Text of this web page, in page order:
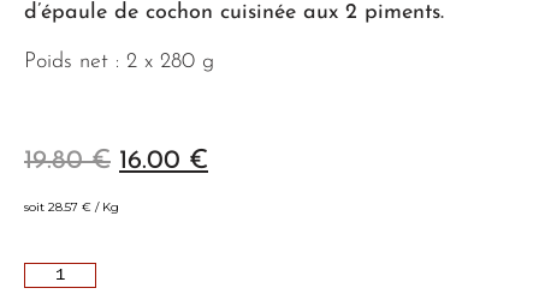
d’épaule de cochon cuisinée aux 2 piments.
Poids net : 2 x 280 g
19.80€ 16.00 €
soit 28.57 € / Kg